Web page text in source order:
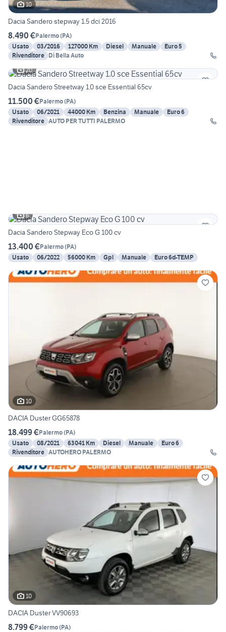
10
Dacia Sandero stepway 1.5 dci 2016
8.490 €Palermo(PA)
Usato
03/2016 127000 Km Diesel Manuale
Euro 5
Rivenditore Di Bella Auto
20
Dacia Sandero Streetway 1.0 sce Essential 65cv
11.500 €Palermo(PA)
Usato
06/2021 44000 Km Benzina Manuale
Euro 6
Rivenditore AUTO PER TUTTI PALERMO
6
Dacia Sandero Stepway Eco G 100 cv
13.400 €Palermo(PA)
Usato
06/2022 56000 Km Gpl Manuale Euro 6d-TEMP
10
DACIA Duster GG65878
18.499 €Palermo(PA)
Usato
08/2021 63041 Km Diesel Manuale
Euro 6
Rivenditore AUTOHERO PALERMO
10
DACIA Duster VV90693
8.799 €Palermo(PA)